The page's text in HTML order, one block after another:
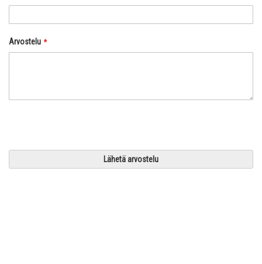
Arvostelu
Lähetä arvostelu